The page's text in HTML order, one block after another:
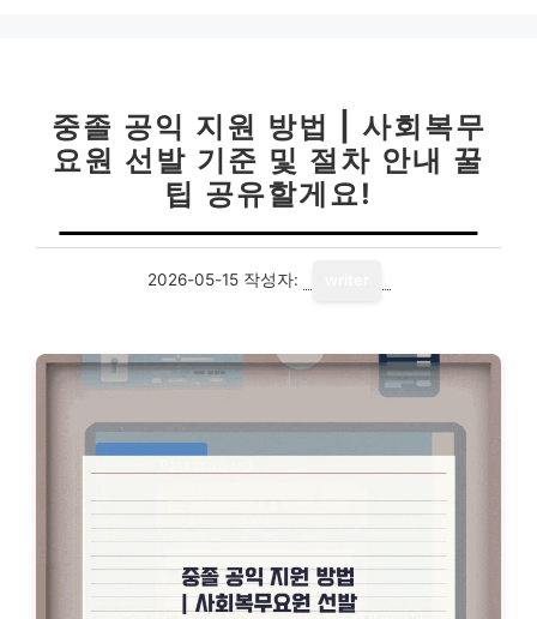
중졸 공익 지원 방법 | 사회복무
요원 선발 기준 및 절차 안내 꿀
팁 공유할게요!
2026-05-15 작성자: